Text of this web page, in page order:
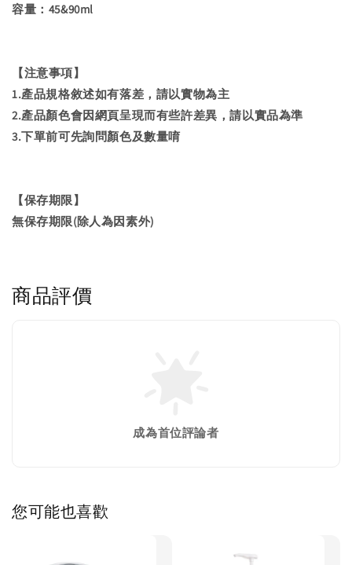
容量：45&90ml
【注意事項】
1.產品規格敘述如有落差，請以實物為主
2.產品顏色會因網頁呈現而有些許差異，請以實品為準
3.下單前可先詢問顏色及數量唷
【保存期限】
無保存期限(除人為因素外)
商品評價
成為首位評論者
您可能也喜歡